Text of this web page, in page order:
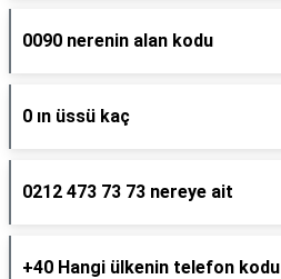
0090 nerenin alan kodu
0 ın üssü kaç
0212 473 73 73 nereye ait
+40 Hangi ülkenin telefon kodu